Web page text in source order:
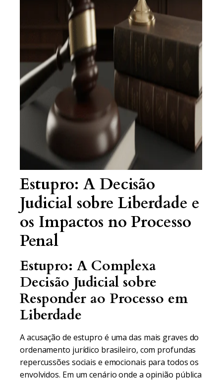
Estupro: A Decisão
Judicial sobre Liberdade e
os Impactos no Processo
Penal
Estupro: A Complexa
Decisão Judicial sobre
Responder ao Processo em
Liberdade
A acusação de estupro é uma das mais graves do
ordenamento jurídico brasileiro, com profundas
repercussões sociais e emocionais para todos os
envolvidos. Em um cenário onde a opinião pública